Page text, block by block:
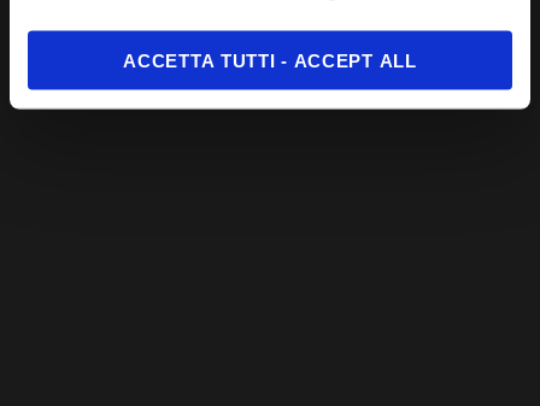
ACCETTA TUTTI - ACCEPT ALL